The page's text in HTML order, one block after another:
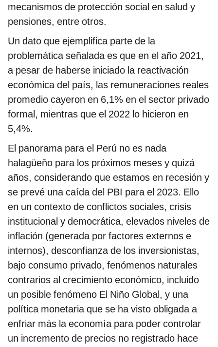
mecanismos de protección social en salud y
pensiones, entre otros.
Un dato que ejemplifica parte de la
problemática señalada es que en el año 2021,
a pesar de haberse iniciado la reactivación
económica del país, las remuneraciones reales
promedio cayeron en 6,1% en el sector privado
formal, mientras que el 2022 lo hicieron en
5,4%.
El panorama para el Perú no es nada
halagüeño para los próximos meses y quizá
años, considerando que estamos en recesión y
se prevé una caída del PBI para el 2023. Ello
en un contexto de conflictos sociales, crisis
institucional y democrática, elevados niveles de
inflación (generada por factores externos e
internos), desconfianza de los inversionistas,
bajo consumo privado, fenómenos naturales
contrarios al crecimiento económico, incluido
un posible fenómeno El Niño Global, y una
política monetaria que se ha visto obligada a
enfriar más la economía para poder controlar
un incremento de precios no registrado hace